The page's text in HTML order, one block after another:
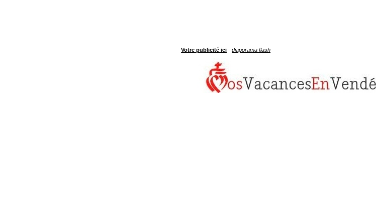
Votre publicité ici -diaporama flash